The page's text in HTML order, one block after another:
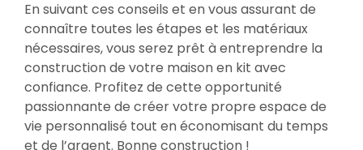
En suivant ces conseils et en vous assurant de
connaître toutes les étapes et les matériaux
nécessaires, vous serez prêt à entreprendre la
construction de votre maison en kit avec
confiance. Profitez de cette opportunité
passionnante de créer votre propre espace de
vie personnalisé tout en économisant du temps
et de l’argent. Bonne construction !